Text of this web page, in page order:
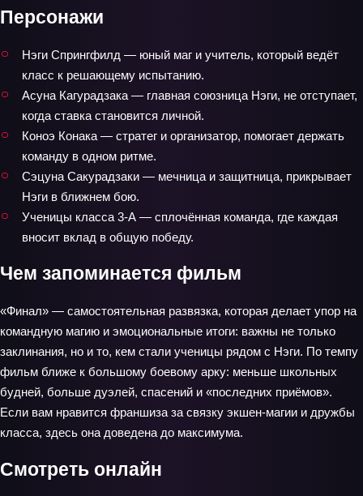
Персонажи
Нэги Спрингфилд — юный маг и учитель, который ведёт
класс к решающему испытанию.
Асуна Кагурадзака — главная союзница Нэги, не отступает,
когда ставка становится личной.
Коноэ Конака — стратег и организатор, помогает держать
команду в одном ритме.
Сэцуна Сакурадзаки — мечница и защитница, прикрывает
Нэги в ближнем бою.
Ученицы класса 3-А — сплочённая команда, где каждая
вносит вклад в общую победу.
Чем запоминается фильм
«Финал» — самостоятельная развязка, которая делает упор на
командную магию и эмоциональные итоги: важны не только
заклинания, но и то, кем стали ученицы рядом с Нэги. По темпу
фильм ближе к большому боевому арку: меньше школьных
будней, больше дуэлей, спасений и «последних приёмов».
Если вам нравится франшиза за связку экшен‑магии и дружбы
класса, здесь она доведена до максимума.
Смотреть онлайн